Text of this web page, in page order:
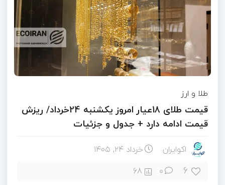
طلا و ارز
قیمت طلای 18عیار امروز یکشنبه 24خرداد/ ریزش
قیمت ادامه دارد + جدول و جزئیات
اکوایران خرداد ۲۴, ۱۴۰۵
6
0
68